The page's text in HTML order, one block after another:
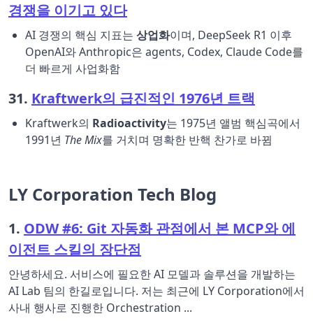
경쟁을 이기고 있다
AI 경쟁의 핵심 지표는 상업화이며, DeepSeek R1 이후
OpenAI와 Anthropic은 agents, Codex, Claude Code를
더 빠르게 사업화함
31. Kraftwerk의 급진적인 1976년 트랙
Kraftwerk의 Radioactivity는 1975년 앨범 핵심곡에서
1991년 The Mix를 거치며 명확한 반핵 찬가로 바뀜
LY Corporation Tech Blog
1. ODW #6: Git 자동화 관점에서 본 MCP와 에
이전트 스킬의 장단점
안녕하세요. 서비스에 필요한 AI 모델과 솔루션을 개발하는
AI Lab 팀의 한길로입니다. 저는 최근에 LY Corporation에서
사내 행사로 진행한 Orchestration ...